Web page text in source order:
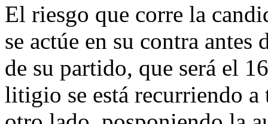
El riesgo que corre la
se actúe en su contra antes
de su partido, que será el
litigio se está recurriendo